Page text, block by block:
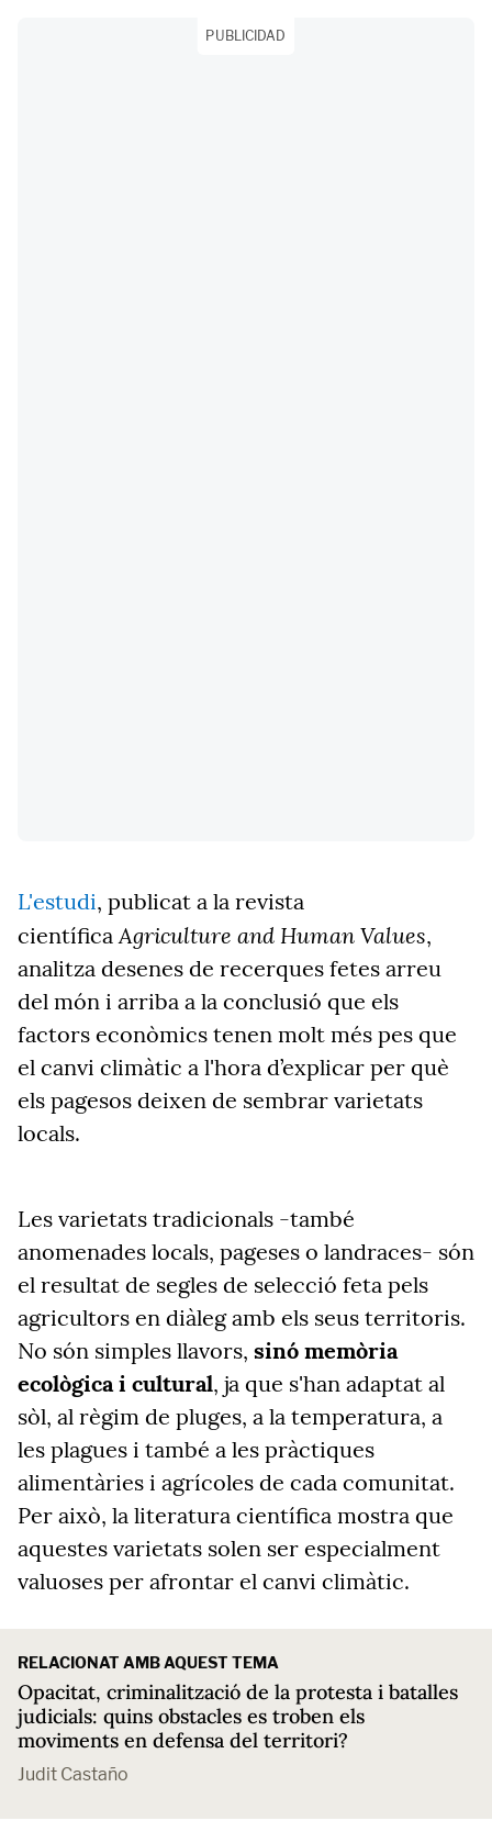
PUBLICIDAD
L'estudi, publicat a la revista
científicaAgriculture and Human Values,
analitza desenes de recerques fetes arreu
del món i arriba a la conclusió que els
factors econòmics tenen molt més pes que
el canvi climàtic a l'hora d’explicar per què
els pagesos deixen de sembrar varietats
locals.
Les varietats tradicionals -també
anomenades locals, pageses o landraces- són
el resultat de segles de selecció feta pels
agricultors en diàleg amb els seus territoris.
No són simples llavors, sinó memòria
ecològica i cultural, ja que s'han adaptat al
sòl, al règim de pluges, a la temperatura, a
les plagues i també a les pràctiques
alimentàries i agrícoles de cada comunitat.
Per això, la literatura científica mostra que
aquestes varietats solen ser especialment
valuoses per afrontar el canvi climàtic.
RELACIONAT AMB AQUEST TEMA
Opacitat, criminalització de la protesta i batalles
judicials: quins obstacles es troben els
moviments en defensa del territori?
Judit Castaño